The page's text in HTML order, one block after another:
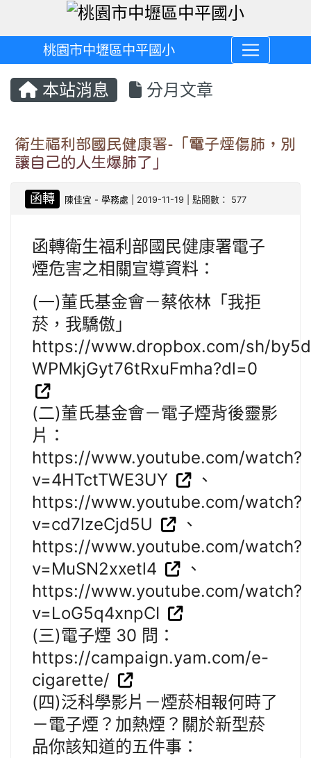
桃園市中壢區中平國小
本站消息 分月文章
衛生福利部國民健康署-「電子煙傷肺，別
讓自己的人生爆肺了」
函轉 陳佳宜 -學務處 | 2019-11-19 | 點閱數： 577
函轉衛生福利部國民健康署電子
煙危害之相關宣導資料：
(一)董氏基金會－蔡依林「我拒
菸，我驕傲」
https://www.dropbox.com/sh/
WPMkjGyt76tRxuFmha?dl=0
(二)董氏基金會－電子煙背後靈影
片：
https://www.youtube.com/watch?
v=4HTctTWE3UY
、
https://www.youtube.com/watch?
v=cd7lzeCjd5U
、
https://www.youtube.com/watch?
v=MuSN2xxetl4
、
https://www.youtube.com/watch?
v=LoG5q4xnpCI
(三)電子煙 30 問：
https://campaign.yam.com/e-
cigarette/
(四)泛科學影片－煙菸相報何時了
－電子煙？加熱煙？關於新型菸
品你該知道的五件事：